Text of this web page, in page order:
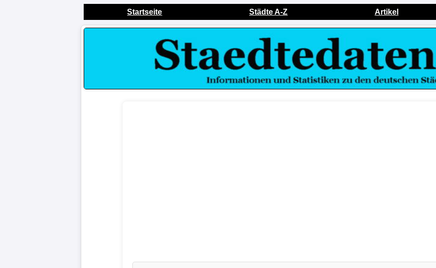
Startseite Städte A-Z Artikel